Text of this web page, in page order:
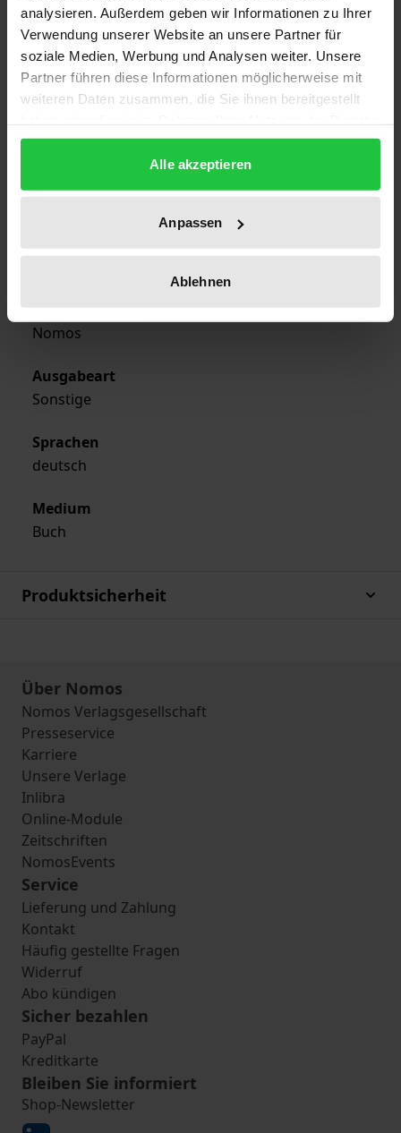
analysieren. Außerdem geben wir Informationen zu Ihrer
Verwendung unserer Website an unsere Partner für
soziale Medien, Werbung und Analysen weiter. Unsere
Partner führen diese Informationen möglicherweise mit
weiteren Daten zusammen, die Sie ihnen bereitgestellt
gesammelt haben.
Alle akzeptieren
Anpassen
Ablehnen
Auflage
978-3-7890-9824-6
01.01.1971
Erscheinungsjahr
Verlag
Nomos
Ausgabeart
Sonstige
Sprachen
deutsch
Medium
Buch
Produktsicherheit
Über Nomos
Nomos Verlagsgesellschaft
Presseservice
Karriere
Unsere Verlage
Inlibra
Online-Module
Zeitschriften
NomosEvents
Service
Lieferung und Zahlung
Kontakt
Häufig gestellte Fragen
Widerruf
Abo kündigen
Sicher bezahlen
PayPal
Kreditkarte
Bleiben Sie informiert
Shop-Newsletter